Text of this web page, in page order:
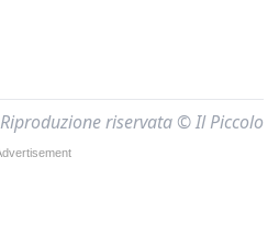
Riproduzione riservata © Il Piccolo